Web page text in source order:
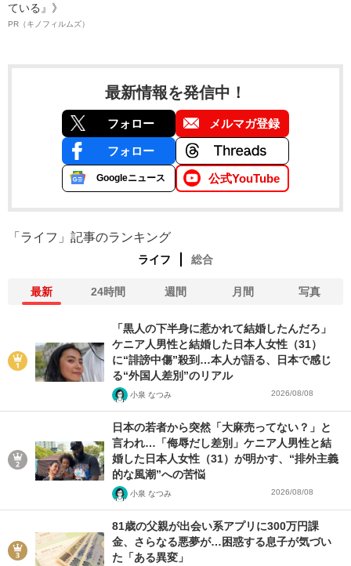
ている』》
PR（キノフィルムズ）
最新情報を発信中！
フォロー メルマガ登録
フォロー
Googleニュース 公式YouTube
「ライフ」記事のランキング
ライフ 総合
最新 24時間 週間 月間 写真
「黒人の下半身に惹かれて結婚したんだろ」
ケニア人男性と結婚した日本人女性（31）
に“誹謗中傷”殺到…本人が語る、日本で感じ
る“外国人差別”のリアル
小泉 なつみ 2026/08/08
日本の若者から突然「大麻売ってない？」と
言われ…「侮辱だし差別」ケニア人男性と結
婚した日本人女性（31）が明かす、“排外主義
的な風潮”への苦悩
小泉 なつみ 2026/08/08
81歳の父親が出会い系アプリに300万円課
金、さらなる悪夢が…困惑する息子が気づい
た「ある異変」